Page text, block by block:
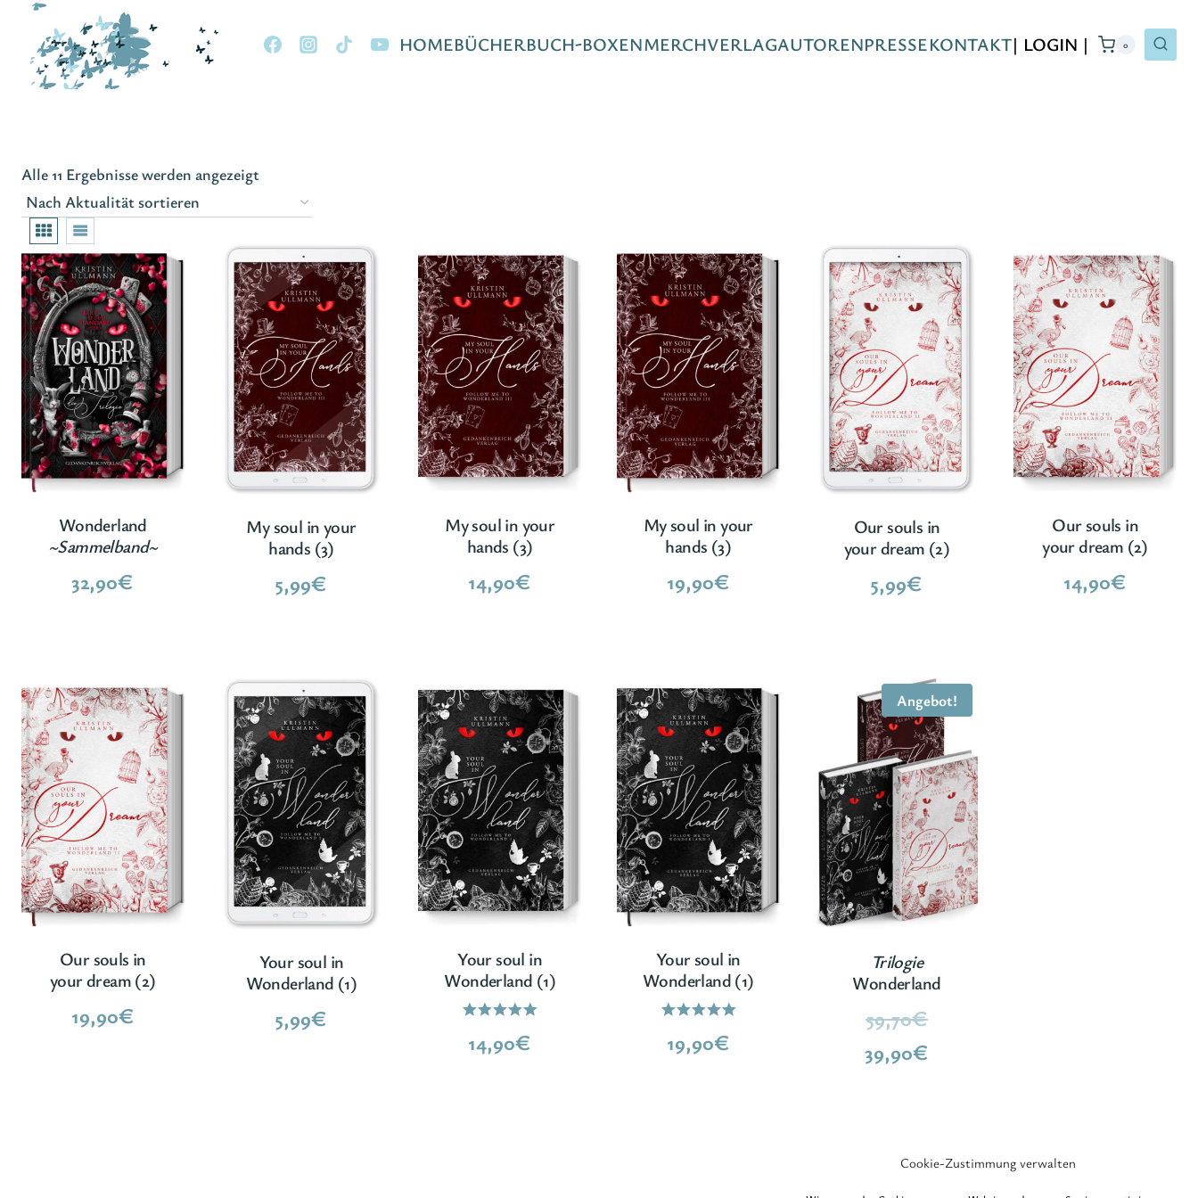
Cookie-Zustimmung verwalten
Zum
Inhalt
springen
HOMEBÜCHERBUCH-BOXENMERCHVERLAGAUTORENPRESSEKONTAKT| LOGIN | 0
Alle 11 Ergebnisse werden angezeigtNach
Aktualität
Wonderland
~Sammelband~
32,90€
My soul in your
hands (3)
5,99€
My soul in your
hands (3)
14,90€
My soul in your
hands (3)
19,90€
Our souls in
your dream (2)
5,99€
Our souls in
your dream (2)
14,90€
Our souls in
your dream (2)
19,90€
Your soul in
Wonderland (1)
5,99€
Your soul in
Wonderland (1)
Bewertet
mit
14,90€
Your soul in
Wonderland (1)
Bewertet
mit
19,90€
Angebot!
Trilogie
Wonderland
59,70€Ursprünglicher
Preis
39,90€Aktueller
39,90€.